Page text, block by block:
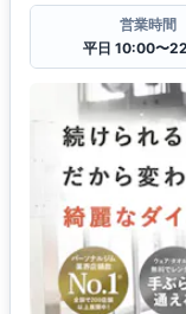
営業時間
平日 10:00〜